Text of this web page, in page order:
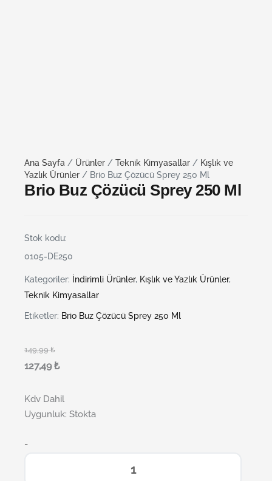
Ana Sayfa / Ürünler / Teknik Kimyasallar / Kışlık ve
Yazlık Ürünler / Brio Buz Çözücü Sprey 250 Ml
Brio Buz Çözücü Sprey 250 Ml
Stok kodu:
0105-DE250
Kategoriler: İndirimli Ürünler, Kışlık ve Yazlık Ürünler,
Teknik Kimyasallar
Etiketler: Brio Buz Çözücü Sprey 250 Ml
149,99₺
127,49₺
Kdv Dahil
Uygunluk: Stokta
-